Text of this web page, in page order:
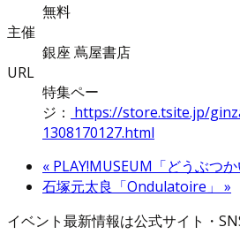
無料
主催
銀座 蔦屋書店
URL
特集ペー
ジ： https://store.tsite.jp/
1308170127.html
« PLAY!MUSEUM「どうぶつか
石塚元太良「Ondulatoire」 »
イベント最新情報は公式サイト・